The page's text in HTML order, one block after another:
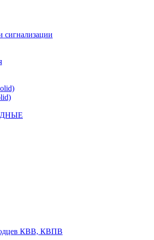
сигнализации
КВВ, КВПВ